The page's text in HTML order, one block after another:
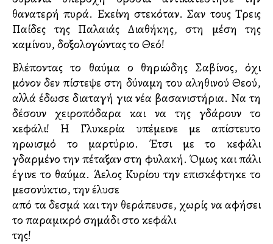
θανατερή πυρά. Εκείνη στεκόταν. Σαν τους Τρεις
Παίδες της Παλαιάς Διαθήκης, στη μέση της
καμίνου, δοξολογώντας το Θεό!
Βλέποντας το θαύμα ο θηριώδης Σαβίνος, όχι
μόνον δεν πίστεψε στη δύναμη του αληθινού Θεού,
αλλά έδωσε διαταγή για νέα βασανιστήρια. Να τη
δέσουν χειροπόδαρα και να της γδάρουν το
κεφάλι! Η Γλυκερία υπέμεινε με απίστευτο
ηρωισμό το μαρτύριο. Έτσι με το κεφάλι
γδαρμένο την πέταξαν στη φυλακή. Όμως και πάλι
έγινε το θαύμα. Άγγελος Κυρίου την επισκέφτηκε το
μεσονύκτιο, την έλυσε
από τα δεσμά και την θεράπευσε, χωρίς να αφήσει
το παραμικρό σημάδι στο κεφάλι
της!